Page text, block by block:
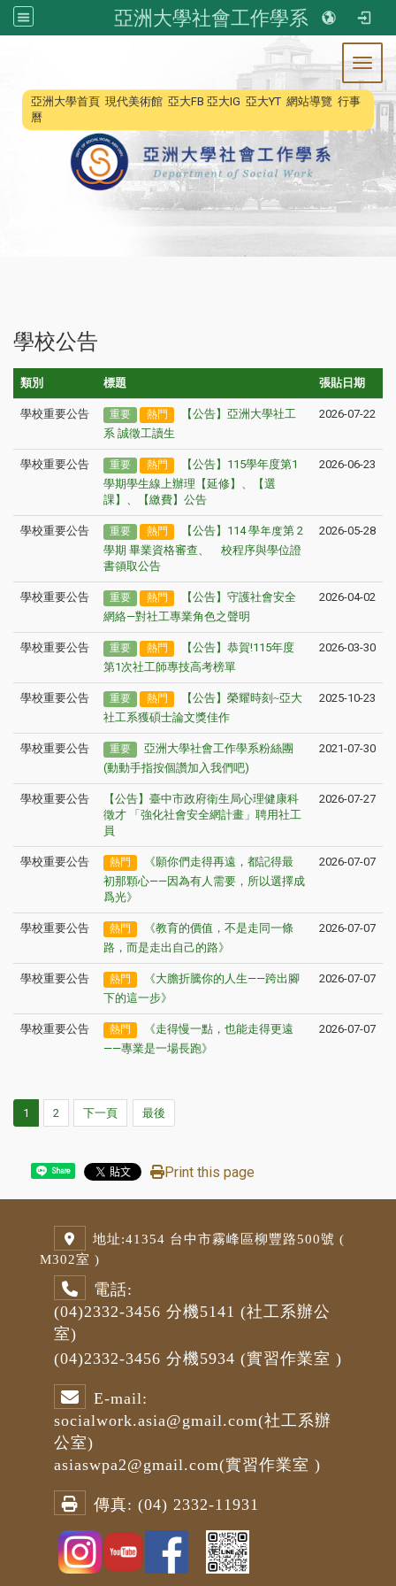
亞洲大學社會工作學系
::: 亞洲大學首頁 現代美術館 亞大FB 亞大IG 亞大YT 網站導覽 行事
曆
學校公告
類別 標題 張貼日期
學校重要公告 重要 熱門
【公告】亞洲大學社工
系 誠徵工讀生
2026-07-22
學校重要公告 重要 熱門
【公告】115學年度第1
學期學生線上辦理【延修】、【選
課】、【繳費】公告
2026-06-23
學校重要公告 重要 熱門
【公告】114 學年度第 2
學期 畢業資格審查、離校程序與學位證
書領取公告
2026-05-28
學校重要公告 重要 熱門
【公告】守護社會安全
網絡—對社工專業角色之聲明
2026-04-02
學校重要公告 重要 熱門
【公告】恭賀!115年度
第1次社工師專技高考榜單
2026-03-30
學校重要公告 重要 熱門
【公告】榮耀時刻~亞大
社工系獲碩士論文獎佳作
2025-10-23
學校重要公告 重要
亞洲大學社會工作學系粉絲團
(動動手指按個讚加入我們吧)
2021-07-30
學校重要公告
【公告】臺中市政府衛生局心理健康科
徵才 「強化社會安全網計畫」聘用社工
員
2026-07-27
學校重要公告 熱門
《願你們走得再遠，都記得最
初那顆心——因為有人需要，所以選擇成
爲光》
2026-07-07
學校重要公告 熱門
《教育的價值，不是走同一條
路，而是走出自己的路》
2026-07-07
學校重要公告 熱門
《大膽折騰你的人生——跨出腳
下的這一步》
2026-07-07
學校重要公告 熱門
《走得慢一點，也能走得更遠
——專業是一場長跑》
2026-07-07
1 2 下一頁 最後
Share Print this page
地址:41354 台中市霧峰區柳豐路500號 (
M302室 )
電話:
(04)2332-3456 分機5141 (社工系辦公
室)
(04)2332-3456 分機5934 (實習作業室 )
E-mail:
socialwork.asia@gmail.com(社工系辦
公室)
asiaswpa2@gmail.com(實習作業室 )
傳真: (04) 2332-11931